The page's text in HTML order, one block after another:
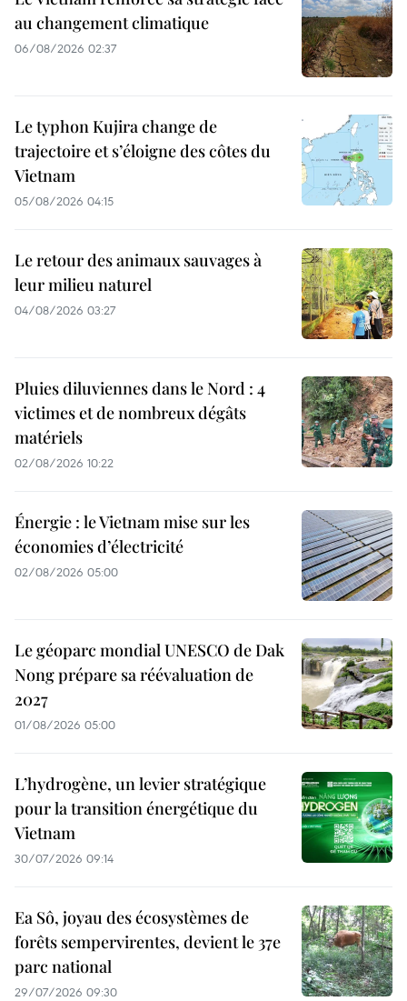
au changement climatique
06/08/2026 02:37
Le typhon Kujira change de
trajectoire et s’éloigne des côtes du
Vietnam
05/08/2026 04:15
Le retour des animaux sauvages à
leur milieu naturel
04/08/2026 03:27
Pluies diluviennes dans le Nord : 4
victimes et de nombreux dégâts
matériels
02/08/2026 10:22
Énergie : le Vietnam mise sur les
économies d’électricité
02/08/2026 05:00
Le géoparc mondial UNESCO de Dak
Nong prépare sa réévaluation de
2027
01/08/2026 05:00
L’hydrogène, un levier stratégique
pour la transition énergétique du
Vietnam
30/07/2026 09:14
Ea Sô, joyau des écosystèmes de
forêts sempervirentes, devient le 37e
parc national
29/07/2026 09:30